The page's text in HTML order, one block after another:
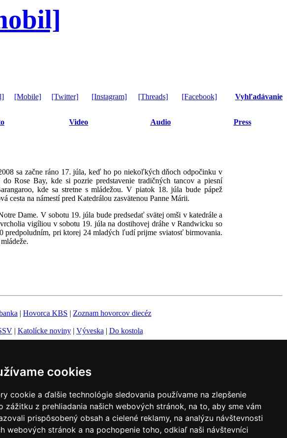
cookies
cookie a ďalšie technológie sledovania používame na zlepšenie
zážitku z prehliadania našich webových stránok, na to, aby sme vám
prispôsobený obsah a cielené reklamy, na analýzu návštevnosti
webových stránok a na pochopenie toho, odkiaľ naši návštevníci
[Mobile] [Twitter] [Instagram] [Threads] [Facebook] Vyhľadávanie
Video Audio Press
sa začne ráno 17. júla, keď ho po niekoľkých dňoch odpočinku v
Rose Bay, kde si pozrie predstavenie tradičných tancov a piesní
kde sa stretne s mládežou. V piatok 18. júla bude pápež
cesta na námestí pred Katedrálou zasvätenou Panne Márii.
Dame. V sobotu 19. júla bude predsedať svätej omši v katedrále a
vigíliou v sobotu 19. júla na dostihovej dráhe v Randwicku so
predpoludním, pri ktorej 24 mladých ľudí prijme sviatosť birmovania.
| Hovorca KBS | Zoznam hovorcov diecéz
| Katolícke noviny| Výveska | Do kostola
- 2026